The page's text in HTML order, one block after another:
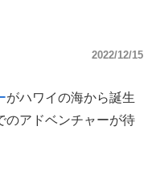
2022/12/15
がハワイの海から誕生
のアドベンチャーが待